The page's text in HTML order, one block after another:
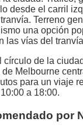
desde el carril
Terreno
una opción
las vías del
círculo de la
Melbourne
para un viaje
a 18:00.
por